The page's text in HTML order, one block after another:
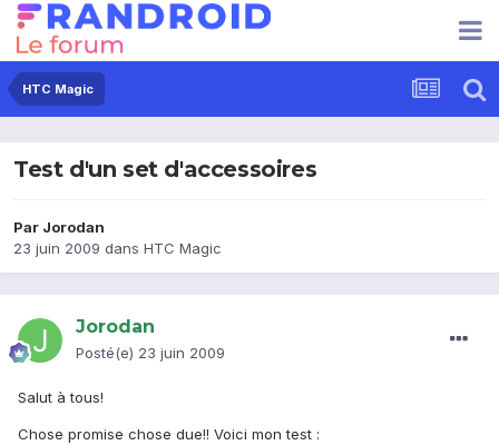
HTC Magic
Test d'un set d'accessoires
Par Jorodan
23 juin 2009 dans HTC Magic
Jorodan
Posté(e) 23 juin 2009
Salut à tous!
Chose promise chose due!! Voici mon test :